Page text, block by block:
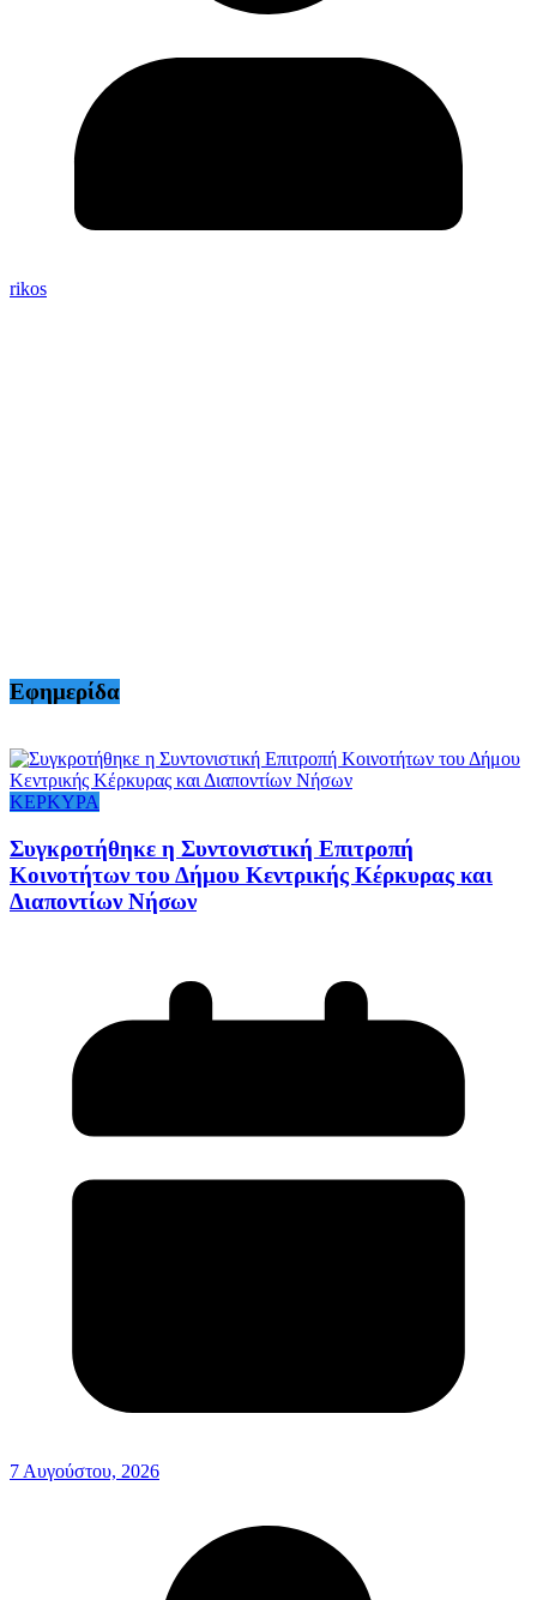
rikos
Εφημερίδα
ΚΕΡΚΥΡΑ
Συγκροτήθηκε η Συντονιστική Επιτροπή
Κοινοτήτων του Δήμου Κεντρικής Κέρκυρας και
Διαποντίων Νήσων
7 Αυγούστου, 2026